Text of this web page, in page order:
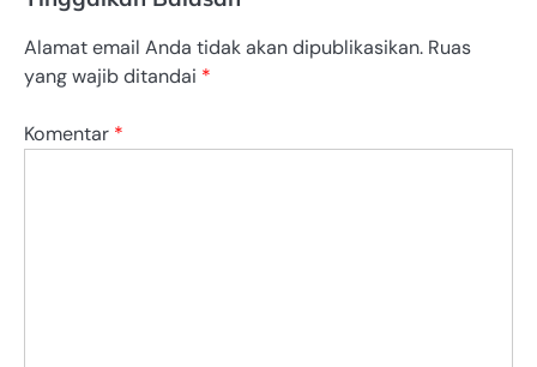
Alamat email Anda tidak akan dipublikasikan. Ruas
yang wajib ditandai *
Komentar *